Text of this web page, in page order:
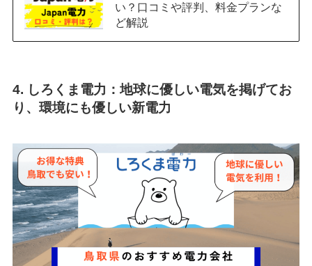
い？口コミや評判、料金プランな
ど解説
4. しろくま電力：地球に優しい電気を掲げてお
り、環境にも優しい新電力